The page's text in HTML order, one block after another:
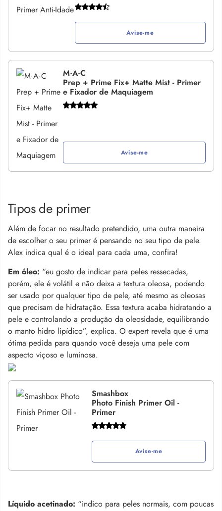
Avise-me
M·A·C
Prep + Prime Fix+ Matte Mist - Primer
e Fixador de Maquiagem
Avise-me
Tipos de primer
Além de focar no resultado pretendido, uma outra maneira
de escolher o seu primer é pensando no seu tipo de pele.
Alex indica qual é o ideal para cada uma, confira!
Em óleo: “eu gosto de indicar para peles ressecadas,
porém, ele é volátil e não deixa a textura oleosa, podendo
ser usado por qualquer tipo de pele, até mesmo as oleosas
que precisam de hidratação. Essa textura acaba hidratando a
pele e controlando a produção da oleosidade, equilibrando
o manto hidro lipídico”, explica. O expert revela que é uma
ótima pedida para quando você deseja uma pele com
aspecto viçoso e luminosa.
Smashbox
Photo Finish Primer Oil -
Primer
Avise-me
Líquido acetinado: “indico para peles normais, com poucas